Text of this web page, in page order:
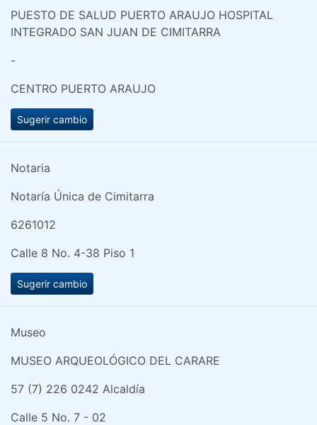
PUESTO DE SALUD PUERTO ARAUJO HOSPITAL
INTEGRADO SAN JUAN DE CIMITARRA
-
CENTRO PUERTO ARAUJO
Sugerir cambio
Notaria
Notaría Única de Cimitarra
6261012
Calle 8 No. 4-38 Piso 1
Sugerir cambio
Museo
MUSEO ARQUEOLÓGICO DEL CARARE
57 (7) 226 0242 Alcaldía
Calle 5 No. 7 - 02